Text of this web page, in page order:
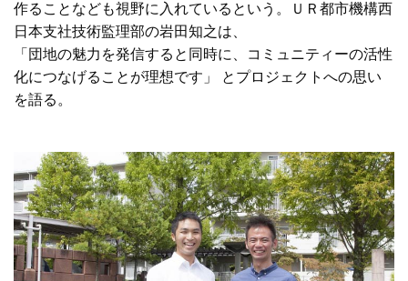
作ることなども視野に入れているという。ＵＲ都市機構西
日本支社技術監理部の岩田知之は、
「団地の魅力を発信すると同時に、コミュニティーの活性
化につなげることが理想です」 とプロジェクトへの思い
を語る。